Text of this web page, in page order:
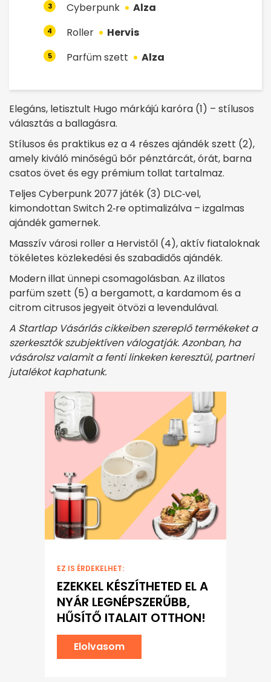
3 Cyberpunk Alza
4 Roller Hervis
5 Parfüm szett Alza
Elegáns, letisztult Hugo márkájú karóra (1) – stílusos
választás a ballagásra.
Stílusos és praktikus ez a 4 részes ajándék szett (2),
amely kiváló minőségű bőr pénztárcát, órát, barna
csatos övet és egy prémium tollat tartalmaz.
Teljes Cyberpunk 2077 játék (3) DLC‑vel,
kimondottan Switch 2‑re optimalizálva – izgalmas
ajándék gamernek.
Masszív városi roller a Hervistől (4), aktív fiataloknak
tökéletes közlekedési és szabadidős ajándék.
Modern illat ünnepi csomagolásban. Az illatos
parfüm szett (5) a bergamott, a kardamom és a
citrom citrusos jegyeit ötvözi a levendulával.
A Startlap Vásárlás cikkeiben szereplő termékeket a
szerkesztők szubjektíven válogatják. Azonban, ha
vásárolsz valamit a fenti linkeken keresztül, partneri
jutalékot kaphatunk.
EZ IS ÉRDEKELHET:
EZEKKEL KÉSZÍTHETED EL A
NYÁR LEGNÉPSZERŰBB,
HŰSÍTŐ ITALAIT OTTHON!
Elolvasom